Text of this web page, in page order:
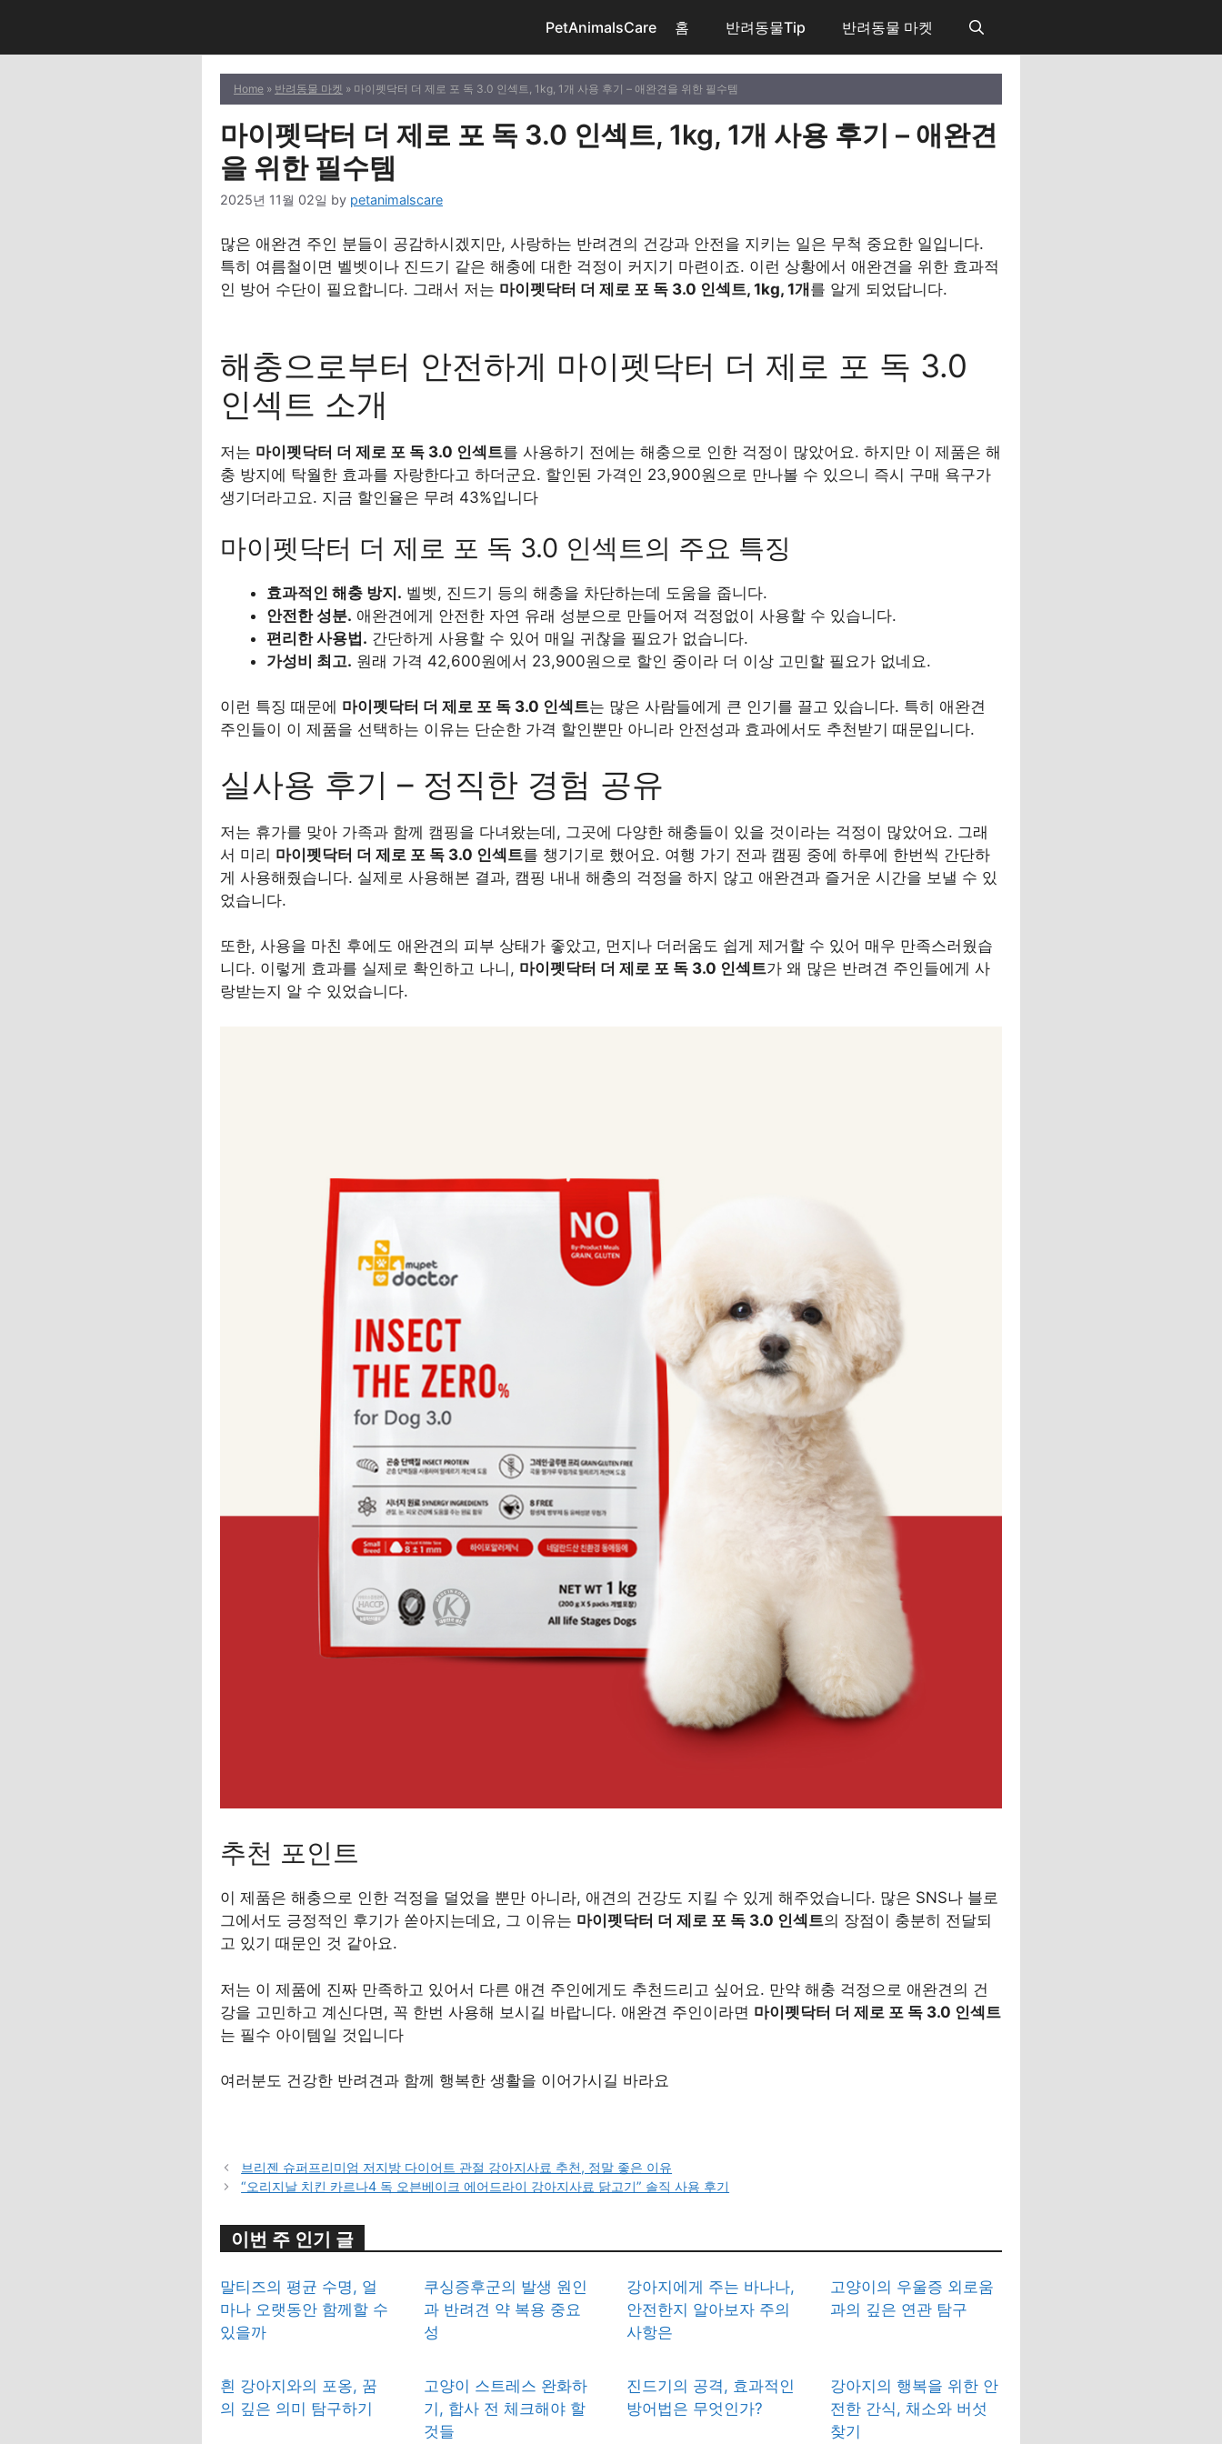
content
PetAnimalsCare 홈 반려동물Tip 반려동물 마켓
Home » 반려동물 마켓 » 마이펫닥터 더 제로 포 독 3.0 인섹트, 1kg, 1개 사용 후기 – 애완견을 위한 필수템
마이펫닥터 더 제로 포 독 3.0 인섹트, 1kg, 1개 사용 후기 – 애완견
을 위한 필수템
2025년 11월 02일 by petanimalscare
많은 애완견 주인 분들이 공감하시겠지만, 사랑하는 반려견의 건강과 안전을 지키는 일은 무척 중요한 일입니다.
특히 여름철이면 벨벳이나 진드기 같은 해충에 대한 걱정이 커지기 마련이죠. 이런 상황에서 애완견을 위한 효과적
인 방어 수단이 필요합니다. 그래서 저는 마이펫닥터 더 제로 포 독 3.0 인섹트, 1kg, 1개를 알게 되었답니다.
해충으로부터 안전하게 마이펫닥터 더 제로 포 독 3.0
인섹트 소개
저는 마이펫닥터 더 제로 포 독 3.0 인섹트를 사용하기 전에는 해충으로 인한 걱정이 많았어요. 하지만 이 제품은 해
충 방지에 탁월한 효과를 자랑한다고 하더군요. 할인된 가격인 23,900원으로 만나볼 수 있으니 즉시 구매 욕구가
생기더라고요. 지금 할인율은 무려 43%입니다
마이펫닥터 더 제로 포 독 3.0 인섹트의 주요 특징
효과적인 해충 방지. 벨벳, 진드기 등의 해충을 차단하는데 도움을 줍니다.
안전한 성분. 애완견에게 안전한 자연 유래 성분으로 만들어져 걱정없이 사용할 수 있습니다.
편리한 사용법. 간단하게 사용할 수 있어 매일 귀찮을 필요가 없습니다.
가성비 최고. 원래 가격 42,600원에서 23,900원으로 할인 중이라 더 이상 고민할 필요가 없네요.
이런 특징 때문에 마이펫닥터 더 제로 포 독 3.0 인섹트는 많은 사람들에게 큰 인기를 끌고 있습니다. 특히 애완견
주인들이 이 제품을 선택하는 이유는 단순한 가격 할인뿐만 아니라 안전성과 효과에서도 추천받기 때문입니다.
실사용 후기 – 정직한 경험 공유
저는 휴가를 맞아 가족과 함께 캠핑을 다녀왔는데, 그곳에 다양한 해충들이 있을 것이라는 걱정이 많았어요. 그래
서 미리 마이펫닥터 더 제로 포 독 3.0 인섹트를 챙기기로 했어요. 여행 가기 전과 캠핑 중에 하루에 한번씩 간단하
게 사용해줬습니다. 실제로 사용해본 결과, 캠핑 내내 해충의 걱정을 하지 않고 애완견과 즐거운 시간을 보낼 수 있
었습니다.
또한, 사용을 마친 후에도 애완견의 피부 상태가 좋았고, 먼지나 더러움도 쉽게 제거할 수 있어 매우 만족스러웠습
니다. 이렇게 효과를 실제로 확인하고 나니, 마이펫닥터 더 제로 포 독 3.0 인섹트가 왜 많은 반려견 주인들에게 사
랑받는지 알 수 있었습니다.
추천 포인트
이 제품은 해충으로 인한 걱정을 덜었을 뿐만 아니라, 애견의 건강도 지킬 수 있게 해주었습니다. 많은 SNS나 블로
그에서도 긍정적인 후기가 쏟아지는데요, 그 이유는 마이펫닥터 더 제로 포 독 3.0 인섹트의 장점이 충분히 전달되
고 있기 때문인 것 같아요.
저는 이 제품에 진짜 만족하고 있어서 다른 애견 주인에게도 추천드리고 싶어요. 만약 해충 걱정으로 애완견의 건
강을 고민하고 계신다면, 꼭 한번 사용해 보시길 바랍니다. 애완견 주인이라면 마이펫닥터 더 제로 포 독 3.0 인섹트
는 필수 아이템일 것입니다
여러분도 건강한 반려견과 함께 행복한 생활을 이어가시길 바라요
브리젠 슈퍼프리미엄 저지방 다이어트 관절 강아지사료 추천, 정말 좋은 이유
“오리지날 치킨 카르나4 독 오븐베이크 에어드라이 강아지사료 닭고기” 솔직 사용 후기
이번 주 인기 글
말티즈의 평균 수명, 얼
마나 오랫동안 함께할 수
있을까
쿠싱증후군의 발생 원인
과 반려견 약 복용 중요
성
강아지에게 주는 바나나,
안전한지 알아보자 주의
사항은
고양이의 우울증 외로움
과의 깊은 연관 탐구
흰 강아지와의 포옹, 꿈
의 깊은 의미 탐구하기
고양이 스트레스 완화하
기, 합사 전 체크해야 할
것들
진드기의 공격, 효과적인
방어법은 무엇인가?
강아지의 행복을 위한 안
전한 간식, 채소와 버섯
찾기